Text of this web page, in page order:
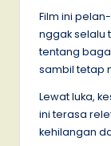
Film ini
nggak selalu
tentang
sambil tetap
Lewat luka,
ini terasa
kehilangan